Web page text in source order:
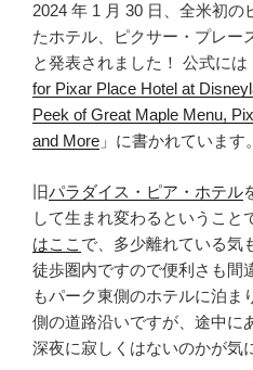
2024 年 1 月 30 日、全米初の
たホテル、ピクサー・プレー
と発表されました！ 公式には
for Pixar Place Hotel at
Peek of Great Maple Menu,
and More 」に書かれています。
旧パラダイス・ピア・ホテル
して生まれ変わるということ
はここ で、多少離れている気
徒歩圏内ですので便利さも間
もパーク東側のホテルに泊ま
側の道路沿いですが、途中に
深夜に寂しくはないのかが気